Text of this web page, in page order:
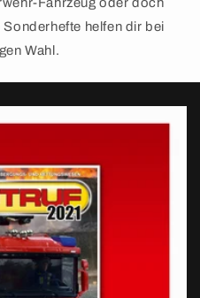
Fahrzeug oder doch
helfen dir bei
Wahl.